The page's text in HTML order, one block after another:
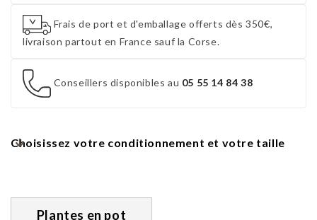
Frais de port et d'emballage offerts dès 350€,
livraison partout en France sauf la Corse.
Conseillers disponibles au 05 55 14 84 38
Choisissez votre conditionnement et votre taille
Plantes en pot